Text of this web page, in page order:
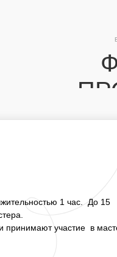
ОДНОГО
ГОСТИ ПРИНИМАЮТ
1 час. До 15
принимают участие в